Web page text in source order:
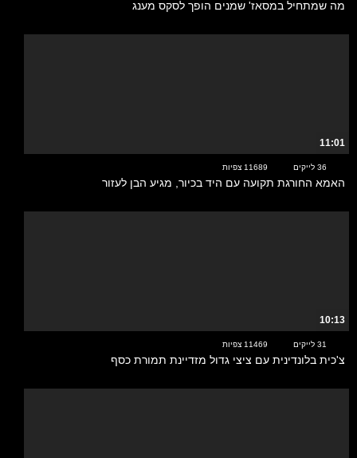
מה שמתחיל במסאז' שמנים הופך לסקס מענג
11:01
36 לייקים 11689 צפיות
האמא החורגת תקועה עם היד בכיור, מגיע הבן לעזור
10:13
31 לייקים 11469 צפיות
צ'כית בלונדינית עם ציצי גדול מזדיינת תמורת כסף